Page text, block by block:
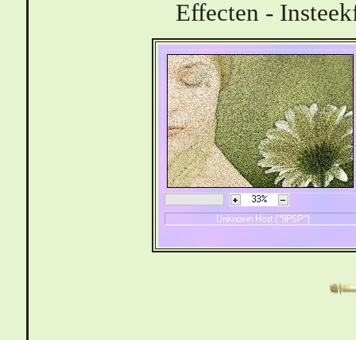
Effecten -